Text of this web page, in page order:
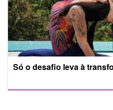
Só o desafio leva à